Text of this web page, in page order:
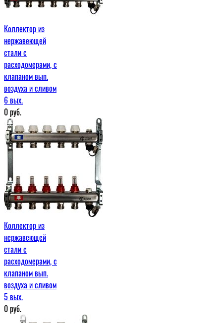
Коллектор из
нержавеющей
стали с
расходомерами, с
клапаном вып.
воздуха и сливом
6 вых.
0руб.
Коллектор из
нержавеющей
стали с
расходомерами, с
клапаном вып.
воздуха и сливом
5 вых.
0руб.